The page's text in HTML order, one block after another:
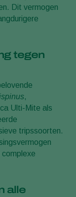
Dit vermogen
tegen
,
Ulti-Mite als
tripssoorten.
alle